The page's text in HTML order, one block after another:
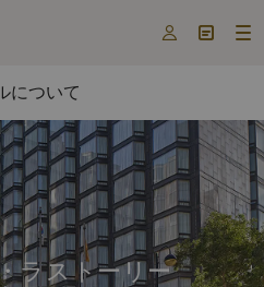
  
について
ラストーリー